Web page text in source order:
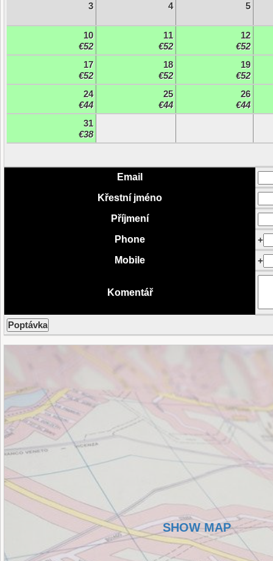
3 4 5
10
€52
11
€52
12
€52
17
€52
18
€52
19
€52
24
€44
25
€44
26
€44
31
€38
Email
Křestní jméno
Příjmení
Phone
+
Mobile
+
Komentář
SHOW MAP